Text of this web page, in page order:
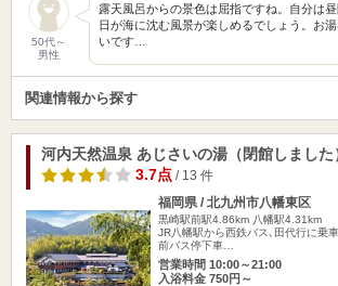
50代～
男性
露天風呂からの景色は屈指ですね。自分は
日が海に沈む風景が楽しめるでしょう。お
いです…
関連情報から探す
河内天然温泉 あじさいの湯（閉館しました
3.7点/ 13 件
福岡県 / 北九州市八幡東区
黒崎駅前駅4.86km 八幡駅4.31km
JR八幡駅から西鉄バス､田代行に乗
前バス停下車…
営業時間 10:00～21:00
入浴料金 750円～